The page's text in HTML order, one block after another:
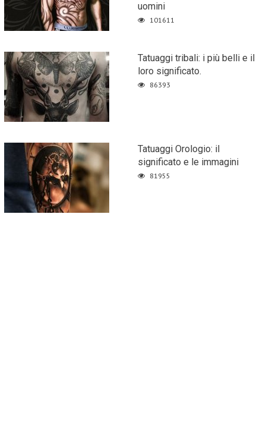
uomini
101611
Tatuaggi tribali: i più belli e il
loro significato.
86393
Tatuaggi Orologio: il
significato e le immagini
81955